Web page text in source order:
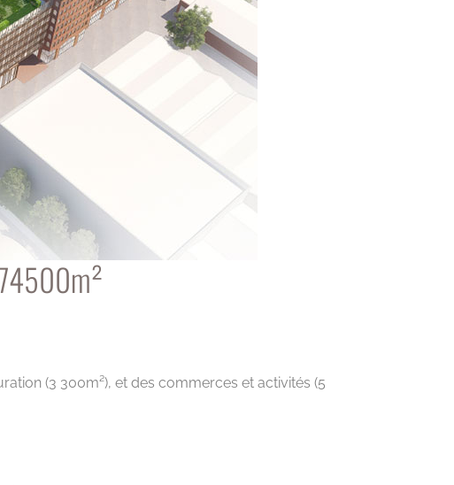
(3 300m²), et des commerces et activités (5